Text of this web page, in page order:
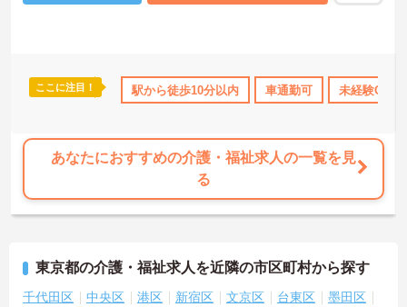
無資格OK 年間休日110日以上 ボーナス・賞与あり 社会
ここに注目！ 駅から徒歩10分以内 車通勤可 未経験OK
あなたにおすすめの介護・福祉求人の一覧を見
る
東京都の介護・福祉求人を近隣の市区町村から探す
千代田区 中央区 港区 新宿区 文京区 台東区
墨田区